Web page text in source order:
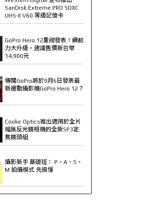
SanDisk Extreme PRO SDXC
UHS-II V60 等級記憶卡
GoPro Hero 12重磅發表！續航
力大升級，建議售價新台幣
14,900元
傳聞GoPro將於9月6日發表最
新運動攝影機GoPro Hero 12？
Cooke Optics推出適用於全片
幅無反光鏡相機的全新SP3定
焦鏡頭組
攝影新手 基礎班： P、A、S、
M 拍攝模式 先搞懂